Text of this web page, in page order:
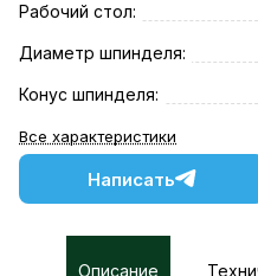
Рабочий стол:
Диаметр шпинделя:
Конус шпинделя:
Все характеристики
Написать
Описание